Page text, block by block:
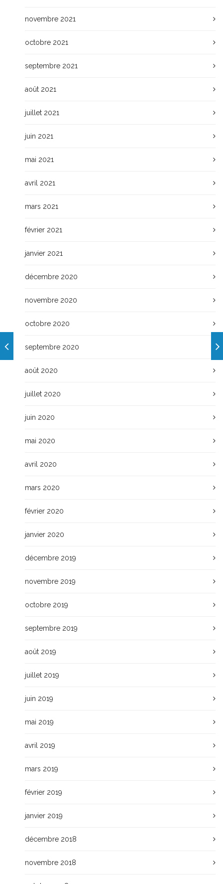
novembre 2021
octobre 2021
septembre 2021
août 2021
juillet 2021
juin 2021
mai 2021
avril 2021
mars 2021
février 2021
janvier 2021
décembre 2020
novembre 2020
octobre 2020
septembre 2020
août 2020
juillet 2020
juin 2020
mai 2020
avril 2020
mars 2020
février 2020
janvier 2020
décembre 2019
novembre 2019
octobre 2019
septembre 2019
août 2019
juillet 2019
juin 2019
mai 2019
avril 2019
mars 2019
février 2019
janvier 2019
décembre 2018
novembre 2018